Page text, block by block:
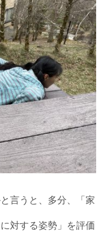
言うと、多分、「家
対する姿勢」を評価